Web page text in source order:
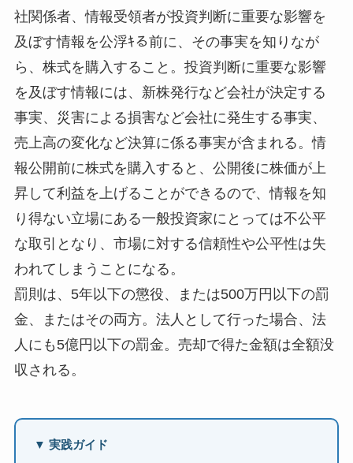
社関係者、情報受領者が投資判断に重要な影響を
及ぼす情報を公浮ｷる前に、その事実を知りなが
ら、株式を購入すること。投資判断に重要な影響
を及ぼす情報には、新株発行など会社が決定する
事実、災害による損害など会社に発生する事実、
売上高の変化など決算に係る事実が含まれる。情
報公開前に株式を購入すると、公開後に株価が上
昇して利益を上げることができるので、情報を知
り得ない立場にある一般投資家にとっては不公平
な取引となり、市場に対する信頼性や公平性は失
われてしまうことになる。
罰則は、5年以下の懲役、または500万円以下の罰
金、またはその両方。法人として行った場合、法
人にも5億円以下の罰金。売却で得た金額は全額没
収される。
▼ 実践ガイド